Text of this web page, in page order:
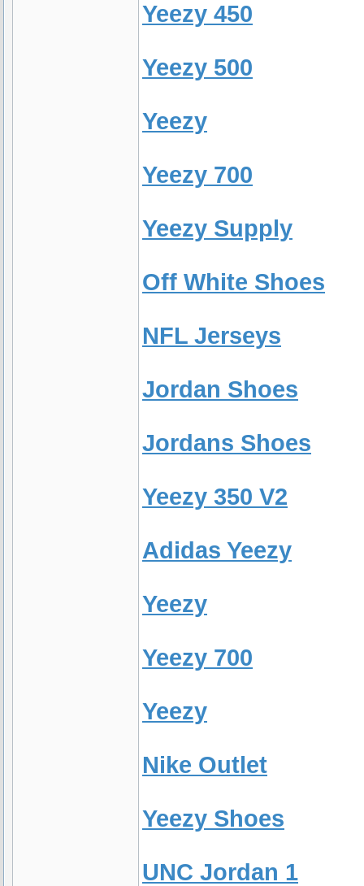
Yeezy 450
Yeezy 500
Yeezy
Yeezy 700
Yeezy Supply
Off White Shoes
NFL Jerseys
Jordan Shoes
Jordans Shoes
Yeezy 350 V2
Adidas Yeezy
Yeezy
Yeezy 700
Yeezy
Nike Outlet
Yeezy Shoes
UNC Jordan 1